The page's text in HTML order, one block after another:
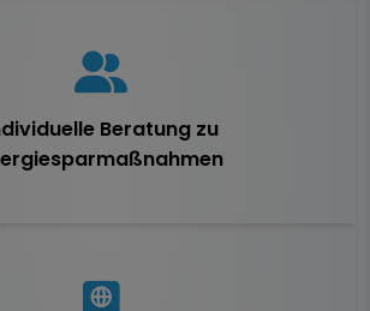
Beratung zu